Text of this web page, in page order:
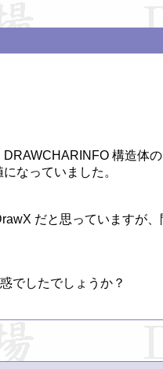
構造体の
なっていました。
だと思っていますが、
でしたでしょうか？